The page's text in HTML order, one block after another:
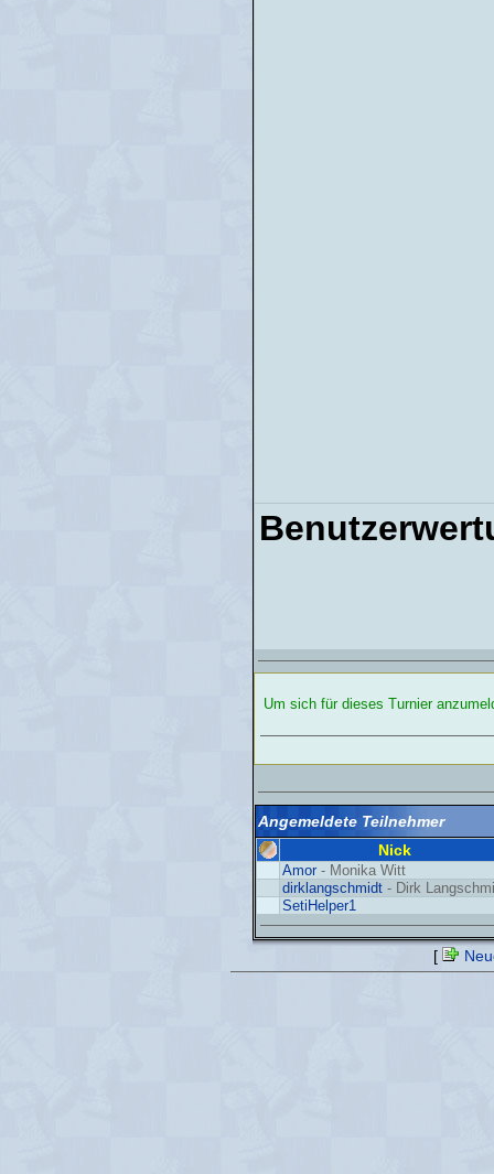
Um sich für dieses Turnier
Angemeldete Teilnehmer
Nick
Amor - Monika Witt
dirklangschmidt - Dirk
SetiHelper1
[